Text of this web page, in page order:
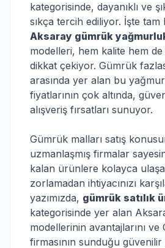
kategorisinde, dayanıklı ve
sıkça tercih ediliyor. İşte tam
Aksaray gümrük
modelleri, hem kalite hem de
dikkat çekiyor. Gümrük
arasında yer alan bu
fiyatlarının çok altında,
alışveriş fırsatları sunuyor.
Gümrük malları satış
uzmanlaşmış firmalar
kalan ürünlere kolayca
zorlamadan ihtiyacınızı
yazımızda, gümrük satılık
kategorisinde yer alan
modellerinin avantajlarını
firmasının sunduğu güvenilir